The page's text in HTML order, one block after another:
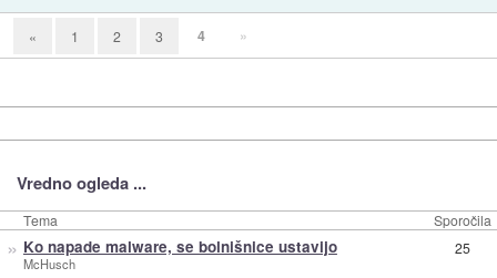
« 1 2 3 4 »
Vredno ogleda ...
Tema Sporočila
» Ko napade malware, se bolnišnice ustavijo
McHusch
25